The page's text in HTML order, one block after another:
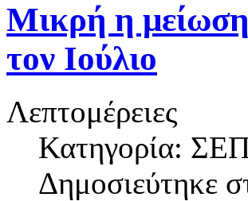
Μικρή η μείωση
τον Ιούλιο
Λεπτομέρειες
Κατηγορία:
Δημοσιεύτηκε